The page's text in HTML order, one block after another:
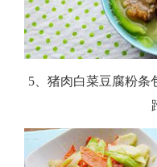
5、猪肉白菜豆腐粉条